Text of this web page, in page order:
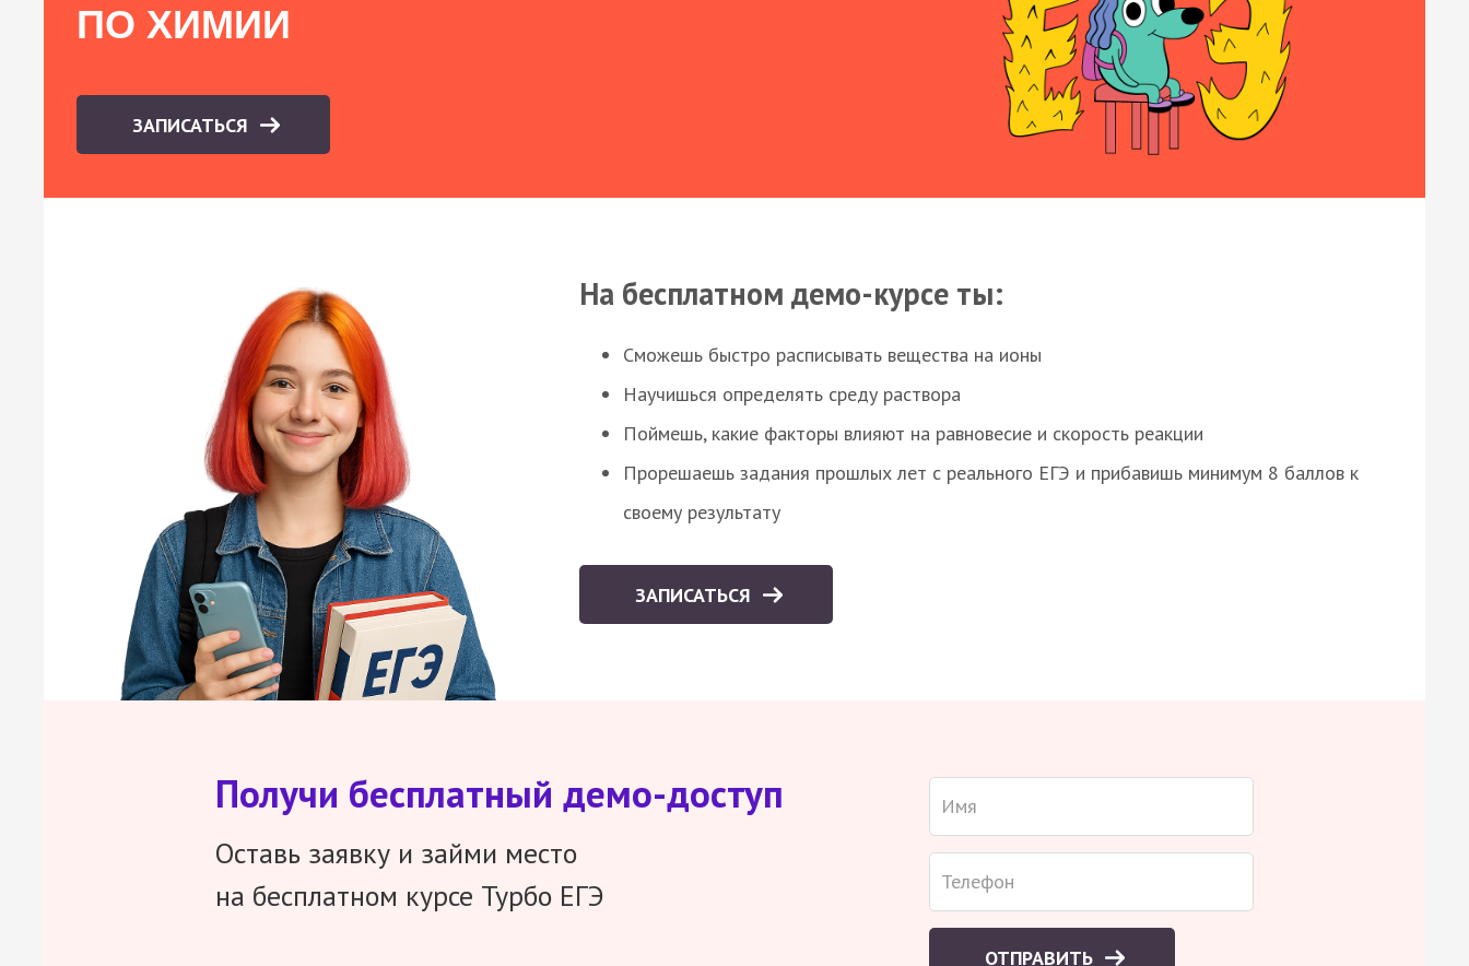
ПО ХИМИИ
ЗАПИСАТЬСЯ
На бесплатном демо-курсе ты:
Сможешь быстро расписывать вещества на ионы
Научишься определять среду раствора
Поймешь, какие факторы влияют на равновесие и скорость реакции
Прорешаешь задания прошлых лет с реального ЕГЭ и прибавишь минимум 8 баллов к
своему результату
ЗАПИСАТЬСЯ
Получи бесплатный демо-доступ
Оставь заявку и займи место
на бесплатном курсе Турбо ЕГЭ
ОТПРАВИТЬ